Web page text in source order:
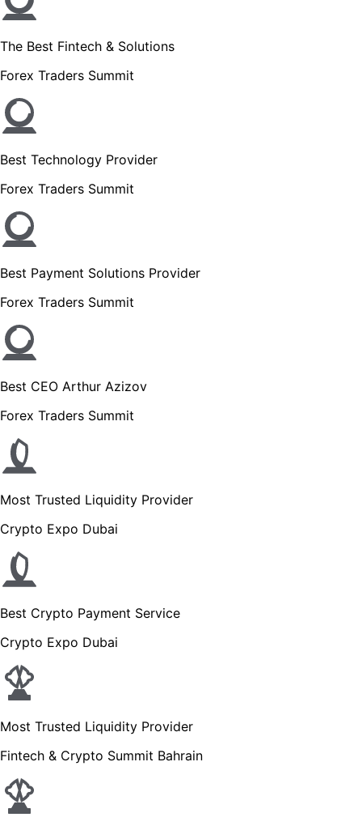
The Best Fintech & Solutions
Forex Traders Summit
Best Technology Provider
Forex Traders Summit
Best Payment Solutions Provider
Forex Traders Summit
Best CEO Arthur Azizov
Forex Traders Summit
Most Trusted Liquidity Provider
Crypto Expo Dubai
Best Crypto Payment Service
Crypto Expo Dubai
Most Trusted Liquidity Provider
Fintech & Crypto Summit Bahrain